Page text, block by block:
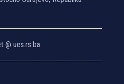
@ ues.rs.ba